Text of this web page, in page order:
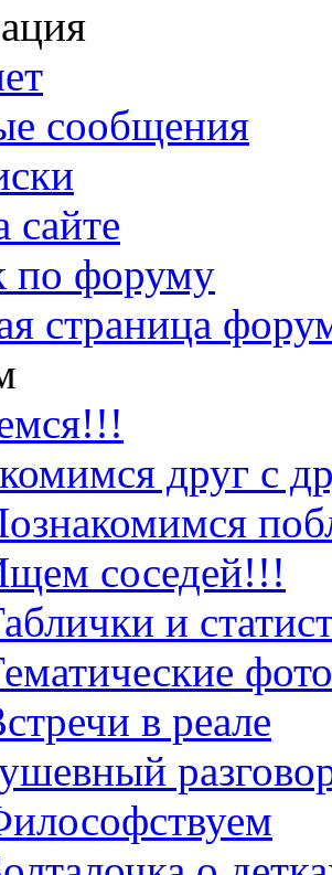
сообщения
сайте
по форуму
страница
друг с
соседей!!!
и
фото
в реале